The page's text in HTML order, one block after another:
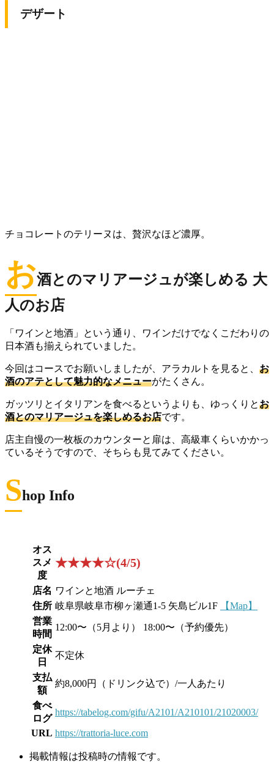
デザート
チョコレートのテリーヌは、贅沢なほど濃厚。
お酒とのマリアージュが楽しめる 大
人のお店
「ワインと地酒」という通り、ワインだけでなくこだわりの
日本酒も揃えられていました。
今回はコースでお願いしましたが、アラカルトを見ると、 お
酒のアテとして魅力的なメニューがたくさん。
ガッツリとイタリアンを食べるというよりも、ゆっくりとお
酒とのマリアージュを楽しめるお店です。
店主自慢の一枚板のカウンターと扉は、高級車くらいかかっ
ているそうですので、そちらも見てみてください。
Shop Info
オス
スメ
度
★★★★☆(4/5)
店名 ワインと地酒 ルーチェ
住所 岐阜県岐阜市柳ヶ瀬通1-5 矢島ビル1F
【Map】
営業
時間
12:00〜（5月より） 18:00〜（予約優先）
定休
日
不定休
支払
額
約8,000円（ドリンク込で）/一人あたり
食べ
ログ
https://tabelog.com/gifu/A2101/A210101/21020003/
URL https://trattoria-luce.com
掲載情報は投稿時の情報です。